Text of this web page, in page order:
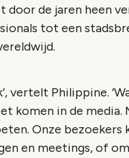
door de jaren heen
tot een
vertelt Philippine.
komen in de media.
Onze bezoekers
en meetings, of